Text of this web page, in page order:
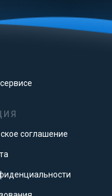
соглашение